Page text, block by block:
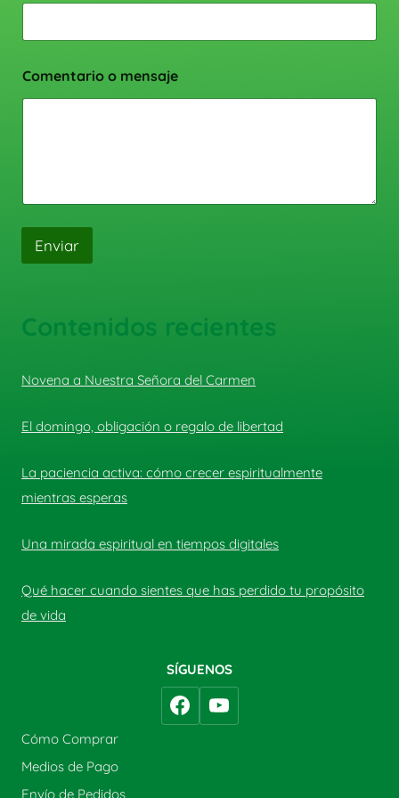
Comentario o mensaje
Enviar
Contenidos recientes
Novena a Nuestra Señora del Carmen
El domingo, obligación o regalo de libertad
La paciencia activa: cómo crecer espiritualmente
mientras esperas
Una mirada espiritual en tiempos digitales
Qué hacer cuando sientes que has perdido tu propósito
de vida
SÍGUENOS
Cómo Comprar
Medios de Pago
Envío de Pedidos